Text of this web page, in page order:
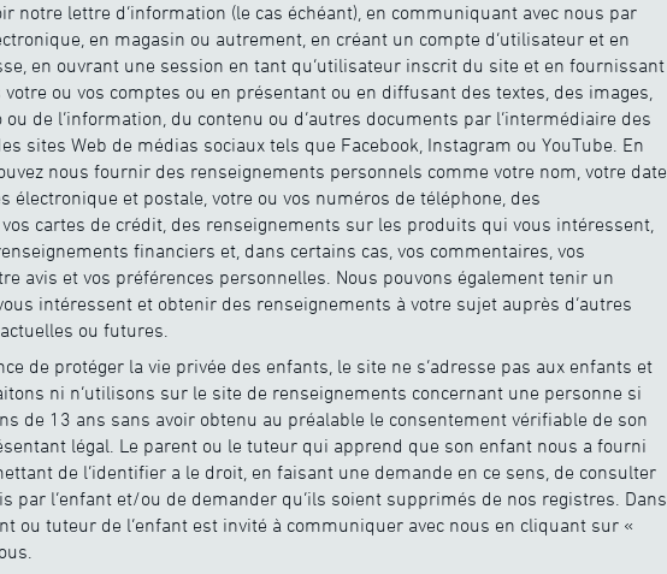
notre lettre d’information (le cas échéant), en communiquant avec nous par
en magasin ou autrement, en créant un compte d’utilisateur et en
en ouvrant une session en tant qu’utilisateur inscrit du site et en fournissant
ou vos comptes ou en présentant ou en diffusant des textes, des images,
de l’information, du contenu ou d’autres documents par l’intermédiaire des
sites Web de médias sociaux tels que Facebook, Instagram ou YouTube. En
nous fournir des renseignements personnels comme votre nom, votre date
électronique et postale, votre ou vos numéros de téléphone, des
cartes de crédit, des renseignements sur les produits qui vous intéressent,
financiers et, dans certains cas, vos commentaires, vos
avis et vos préférences personnelles. Nous pouvons également tenir un
intéressent et obtenir des renseignements à votre sujet auprès d’autres
ou futures.
de protéger la vie privée des enfants, le site ne s’adresse pas aux enfants et
ni n’utilisons sur le site de renseignements concernant une personne si
de 13 ans sans avoir obtenu au préalable le consentement vérifiable de son
légal. Le parent ou le tuteur qui apprend que son enfant nous a fourni
de l’identifier a le droit, en faisant une demande en ce sens, de consulter
par l’enfant et/ou de demander qu’ils soient supprimés de nos registres. Dans
ou tuteur de l’enfant est invité à communiquer avec nous en cliquant sur «